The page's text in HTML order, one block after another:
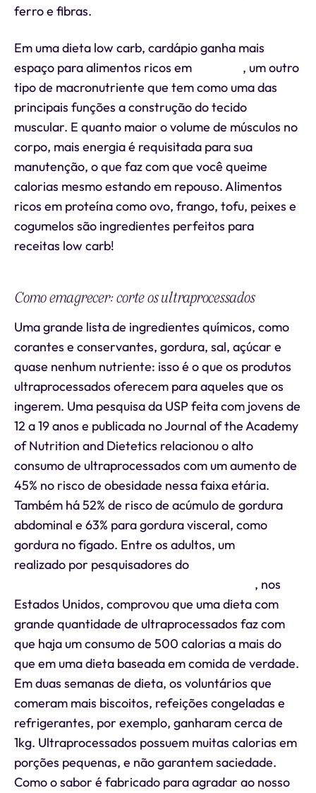
ferro e fibras.
Em uma dieta low carb, cardápio ganha mais
espaço para alimentos ricos em
, um outro
tipo de macronutriente que tem como uma das
principais funções a construção do tecido
muscular. E quanto maior o volume de músculos no
corpo, mais energia é requisitada para sua
manutenção, o que faz com que você queime
calorias mesmo estando em repouso. Alimentos
ricos em proteína como ovo, frango, tofu, peixes e
cogumelos são ingredientes perfeitos para
receitas low carb!
Como emagrecer: corte os ultraprocessados
Uma grande lista de ingredientes químicos, como
corantes e conservantes, gordura, sal, açúcar e
quase nenhum nutriente: isso é o que os produtos
ultraprocessados oferecem para aqueles que os
ingerem. Uma pesquisa da USP feita com jovens de
12 a 19 anos e publicada no Journal of the Academy
of Nutrition and Dietetics relacionou o alto
consumo de ultraprocessados com um aumento de
45% no risco de obesidade nessa faixa etária.
Também há 52% de risco de acúmulo de gordura
abdominal e 63% para gordura visceral, como
gordura no fígado. Entre os adultos, um
realizado por pesquisadores do
, nos
Estados Unidos, comprovou que uma dieta com
grande quantidade de ultraprocessados faz com
que haja um consumo de 500 calorias a mais do
que em uma dieta baseada em comida de verdade.
Em duas semanas de dieta, os voluntários que
comeram mais biscoitos, refeições congeladas e
refrigerantes, por exemplo, ganharam cerca de
1kg. Ultraprocessados possuem muitas calorias em
porções pequenas, e não garantem saciedade.
Como o sabor é fabricado para agradar ao nosso